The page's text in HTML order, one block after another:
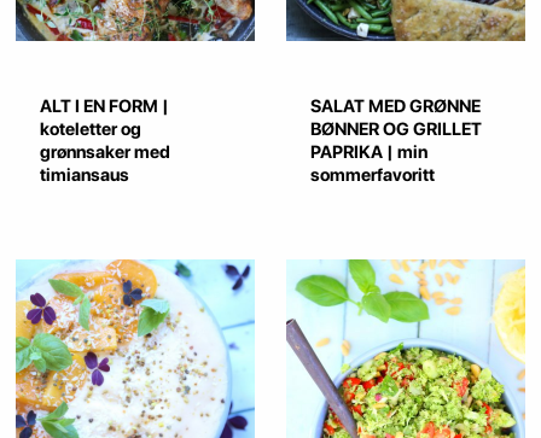
ALT I EN FORM |
koteletter og
grønnsaker med
timiansaus
SALAT MED GRØNNE
BØNNER OG GRILLET
PAPRIKA | min
sommerfavoritt